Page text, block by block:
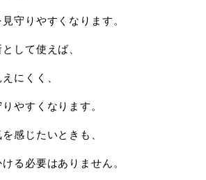
守りやすくなります。
して使えば、
にくく、
やすくなります。
感じたいときも、
る必要はありません。